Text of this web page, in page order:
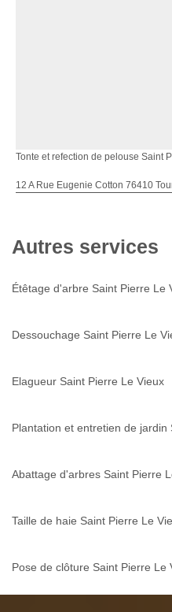
Tonte et refection de pelouse Saint
12 A Rue Eugenie Cotton 76410
Autres services
Étêtage d'arbre Saint Pierre Le
Dessouchage Saint Pierre Le
Elagueur Saint Pierre Le Vieux
Plantation et entretien de jardin
Abattage d'arbres Saint Pierre
Taille de haie Saint Pierre Le
Pose de clôture Saint Pierre Le